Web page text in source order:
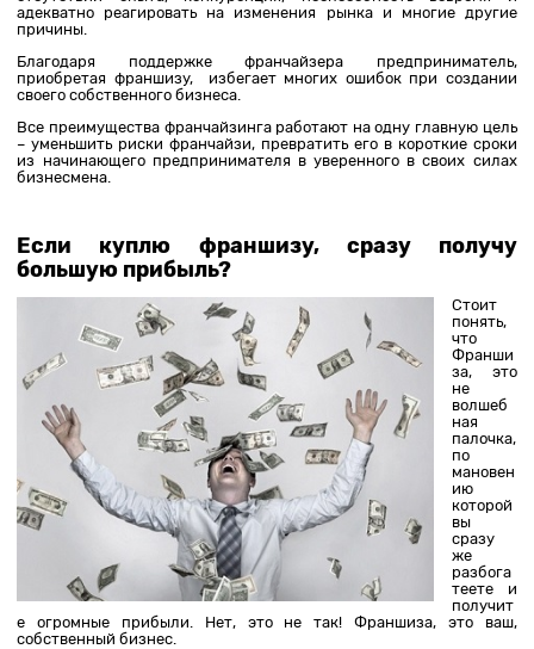
адекватно реагировать на изменения рынка и многие другие
причины.
Благодаря поддержке франчайзера предприниматель,
приобретая франшизу, избегает многих ошибок при создании
своего собственного бизнеса.
Все преимущества франчайзинга работают на одну главную цель
– уменьшить риски франчайзи, превратить его в короткие сроки
из начинающего предпринимателя в уверенного в своих силах
бизнесмена.
Если куплю франшизу, сразу получу
большую прибыль?
Стоит
понять,
что
Франши
за, это
не
волшеб
ная
палочка,
по
мановен
ию
которой
вы
сразу
же
разбога
теете и
получит
е огромные прибыли. Нет, это не так! Франшиза, это ваш,
собственный бизнес.